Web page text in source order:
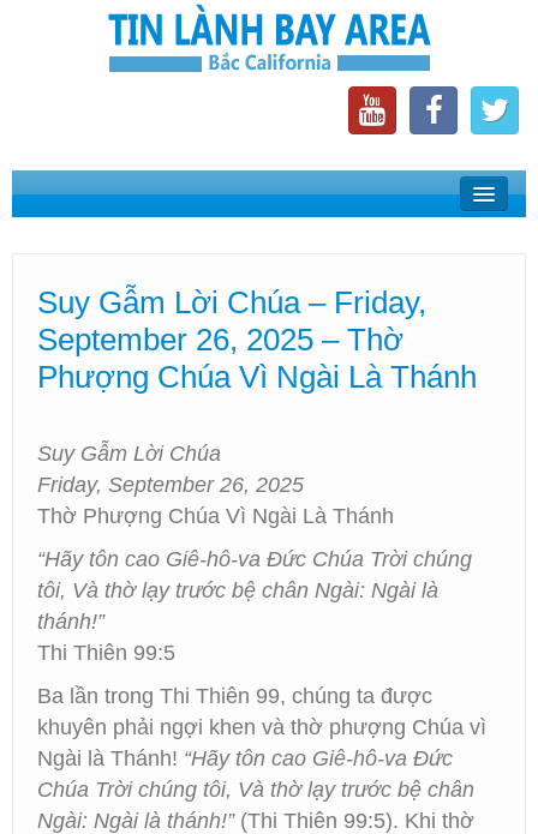
Home
Phát Thanh Tin Lành Bay Area
Các Hội Thánh Bắc California
Suy Gẫm Lời Chúa – Friday,
September 26, 2025 – Thờ
Phượng Chúa Vì Ngài Là Thánh
Suy Gẫm Lời Chúa
Friday, September 26, 2025
Thờ Phượng Chúa Vì Ngài Là Thánh
“Hãy tôn cao Giê-hô-va Đức Chúa Trời chúng
tôi, Và thờ lạy trước bệ chân Ngài: Ngài là
thánh!”
Thi Thiên 99:5
Ba lần trong Thi Thiên 99, chúng ta được
khuyên phải ngợi khen và thờ phượng Chúa vì
Ngài là Thánh! “Hãy tôn cao Giê-hô-va Đức
Chúa Trời chúng tôi, Và thờ lạy trước bệ chân
Ngài: Ngài là thánh!”(Thi Thiên 99:5). Khi thờ